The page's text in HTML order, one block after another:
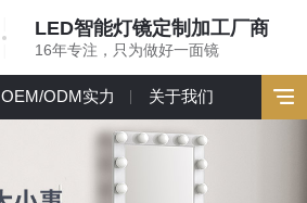
LED智能灯镜定制加工厂商
16年专注，只为做好一面镜
OEM/ODM实力 关于我们